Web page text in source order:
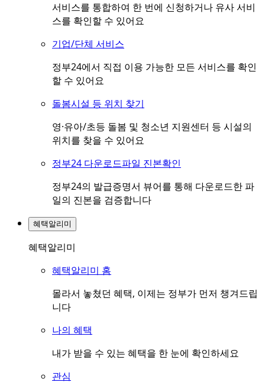
서비스를 통합하여 한 번에 신청하거나 유사 서비
스를 확인할 수 있어요
기업/단체 서비스
정부24에서 직접 이용 가능한 모든 서비스를 확인
할 수 있어요
돌봄시설 등 위치 찾기
영·유아/초등 돌봄 및 청소년 지원센터 등 시설의
위치를 찾을 수 있어요
정부24 다운로드파일 진본확인
정부24의 발급증명서 뷰어를 통해 다운로드한 파
일의 진본을 검증합니다
혜택알리미
혜택알리미
혜택알리미 홈
몰라서 놓쳤던 혜택, 이제는 정부가 먼저 챙겨드립
니다
나의 혜택
내가 받을 수 있는 혜택을 한 눈에 확인하세요
관심